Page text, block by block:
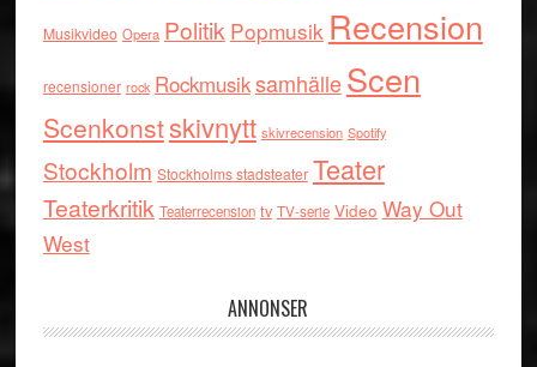
Musikvideo Opera Politik Popmusik Recension
recensioner rock RockmusiksamhälleScen
Scenkonstskivnytt skivrecension Spotify
Stockholm Stockholms stadsteater Teater
Teaterkritik Teaterrecension tv TV-serie Video Way Out
West
ANNONSER